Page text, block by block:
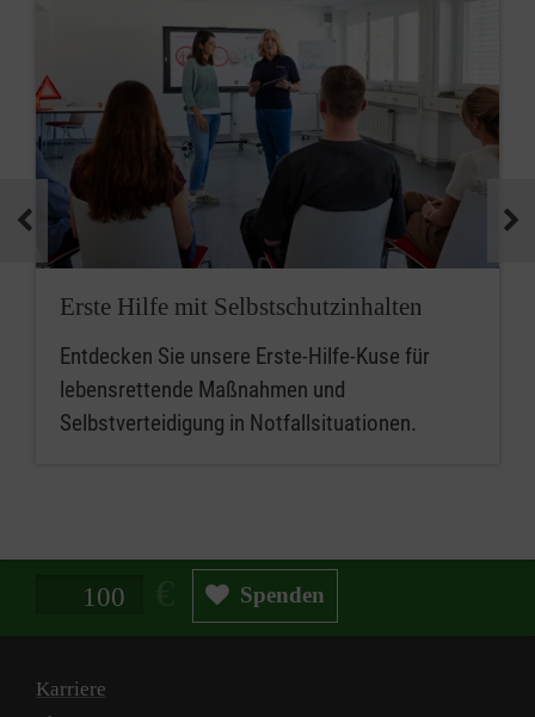
Erste Hilfe mit Selbstschutzinhalten
Entdecken Sie unsere Erste-Hilfe-Kuse für
lebensrettende Maßnahmen und
Selbstverteidigung in Notfallsituationen.
Spendenbetrag in Euro Spenden
Karriere